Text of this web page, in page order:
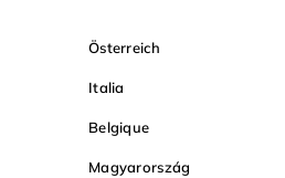
Österreich
Italia
Belgique
Magyarország